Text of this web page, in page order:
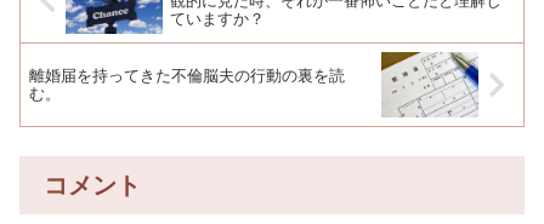
ていますか？
離婚届を持ってきた不倫脳夫の行動の裏を読
む。
コメント